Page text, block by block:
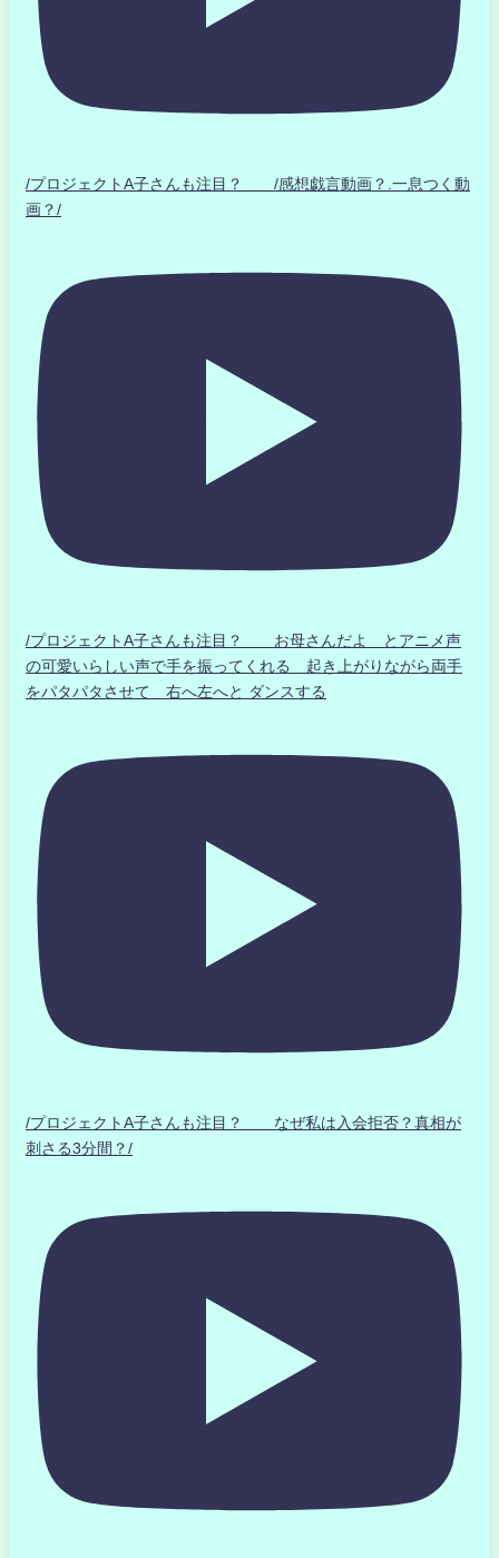
/プロジェクトA子さんも注目？ /感想戯言動画？.一息つく動
画？/
/プロジェクトA子さんも注目？ お母さんだよ とアニメ声
の可愛いらしい声で手を振ってくれる 起き上がりながら両手
をパタパタさせて 右へ左へと ダンスする
/プロジェクトA子さんも注目？ なぜ私は入会拒否？真相が
刺さる3分間？/